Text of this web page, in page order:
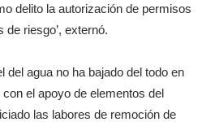
delito la autorización de permisos
riesgo’, externó.
del agua no ha bajado del todo en
el apoyo de elementos del
las labores de remoción de